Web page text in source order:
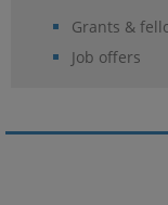
Grants &
Job offers